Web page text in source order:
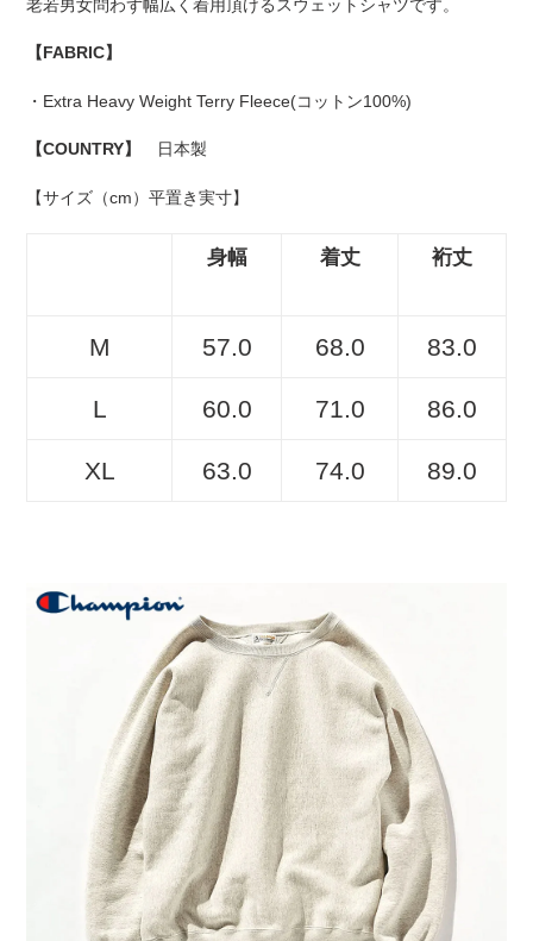
老若男女問わず幅広く着用頂けるスウェットシャツです。
【FABRIC】
・ Extra Heavy Weight Terry Fleece(コットン100%)
【COUNTRY】 日本製
【サイズ（cm）平置き実寸】
身幅 着丈 裄丈
M 57.0 68.0 83.0
L 60.0 71.0 86.0
XL 63.0 74.0 89.0